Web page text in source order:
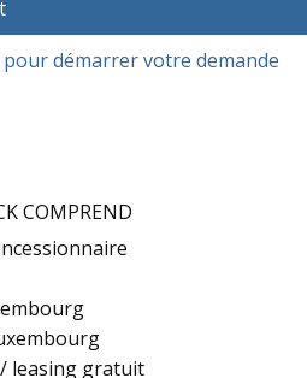
démarrer votre demande
COMPREND
leasing gratuit